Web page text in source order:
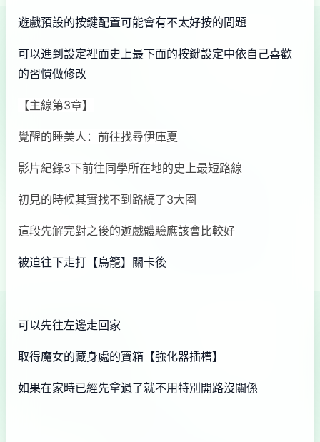
遊戲預設的按鍵配置可能會有不太好按的問題
可以進到設定裡面史上最下面的按鍵設定中依自己喜歡
的習慣做修改
【主線第3章】
覺醒的睡美人：前往找尋伊庫夏
影片紀錄3下前往同學所在地的史上最短路線
初見的時候其實找不到路繞了3大圈
這段先解完對之後的遊戲體驗應該會比較好
被迫往下走打【鳥籠】關卡後
可以先往左邊走回家
取得魔女的藏身處的寶箱【強化器插槽】
如果在家時已經先拿過了就不用特別開路沒關係